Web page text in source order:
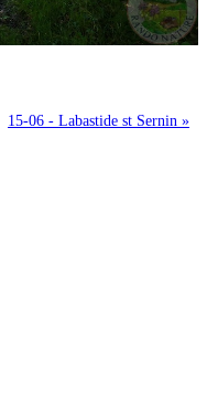
15-06 - Labastide st Sernin »